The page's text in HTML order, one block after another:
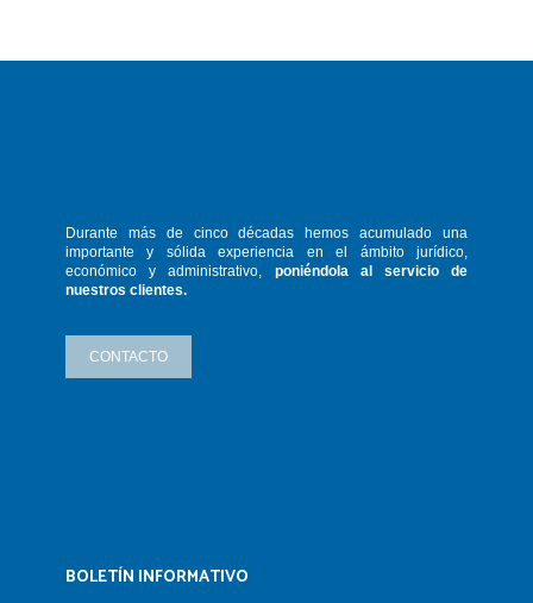
Durante más de cinco décadas hemosacumulado una
importante y sólidaexperiencia en el ámbito jurídico,
económico y administrativo, poniéndola al servicio de
nuestros clientes.
CONTACTO
BOLETÍN INFORMATIVO